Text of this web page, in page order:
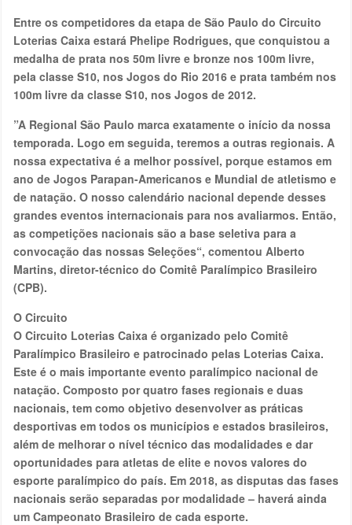
Entre os competidores da etapa de São Paulo do Circuito
Loterias Caixa estará Phelipe Rodrigues, que conquistou a
medalha de prata nos 50m livre e bronze nos 100m livre,
pela classe S10, nos Jogos do Rio 2016 e prata também nos
100m livre da classe S10, nos Jogos de 2012.
”A Regional São Paulo marca exatamente o início da nossa
temporada. Logo em seguida, teremos a outras regionais. A
nossa expectativa é a melhor possível, porque estamos em
ano de Jogos Parapan-Americanos e Mundial de atletismo e
de natação. O nosso calendário nacional depende desses
grandes eventos internacionais para nos avaliarmos. Então,
as competições nacionais são a base seletiva para a
convocação das nossas Seleções“, comentou Alberto
Martins, diretor-técnico do Comitê Paralímpico Brasileiro
(CPB).
O Circuito
O Circuito Loterias Caixa é organizado pelo Comitê
Paralímpico Brasileiro e patrocinado pelas Loterias Caixa.
Este é o mais importante evento paralímpico nacional de
natação. Composto por quatro fases regionais e duas
nacionais, tem como objetivo desenvolver as práticas
desportivas em todos os municípios e estados brasileiros,
além de melhorar o nível técnico das modalidades e dar
oportunidades para atletas de elite e novos valores do
esporte paralímpico do país. Em 2018, as disputas das fases
nacionais serão separadas por modalidade – haverá ainda
um Campeonato Brasileiro de cada esporte.